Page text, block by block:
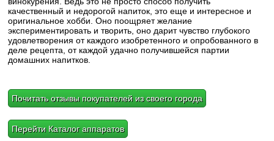
качественный и недорогой напиток, это еще и интересное и
оригинальное хобби. Оно поощряет желание
экспериментировать и творить, оно дарит чувство глубокого
удовлетворения от каждого изобретенного и опробованного в
деле рецепта, от каждой удачно получившейся партии
домашних напитков.
Почитать отзывы покупателей из своего города
Перейти Каталог аппаратов